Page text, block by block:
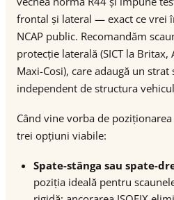
frontal și lateral — exact ce vrei
NCAP public. Recomandăm
protecție laterală (SICT la Britax,
Maxi-Cosi), care adaugă un
independent de structura
Când vine vorba de
trei opțiuni viabile:
Spate-stânga sau spate-
poziția ideală pentru